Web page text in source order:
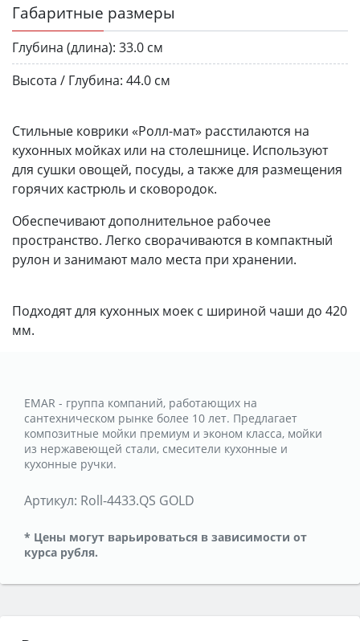
Габаритные размеры
Глубина (длина): 33.0 см
Высота / Глубина: 44.0 см
Стильные коврики «Ролл-мат» расстилаются на
кухонных мойках или на столешнице. Используют
для сушки овощей, посуды, а также для размещения
горячих кастрюль и сковородок.
Обеспечивают дополнительное рабочее
пространство. Легко сворачиваются в компактный
рулон и занимают мало места при хранении.
Подходят для кухонных моек с шириной чаши до 420
мм.
EMAR - группа компаний, работающих на
сантехническом рынке более 10 лет. Предлагает
композитные мойки премиум и эконом класса, мойки
из нержавеющей стали, смесители кухонные и
кухонные ручки.
Артикул: Roll-4433.QS GOLD
* Цены могут варьироваться в зависимости от
курса рубля.